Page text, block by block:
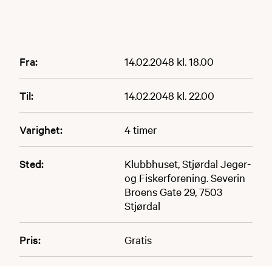
Fra: 14.02.2048 kl. 18.00
Til: 14.02.2048 kl. 22.00
Varighet: 4 timer
Sted:
Klubbhuset, Stjørdal Jeger-
og Fiskerforening. Severin
Broens Gate 29, 7503
Stjørdal
Pris: Gratis